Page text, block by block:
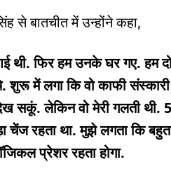
से बातचीत में उन्होंने कहा,
थी. फिर हम उनके घर गए. हम
शुरू में लगा कि वो काफी
सकूं. लेकिन वो मेरी गलती थी.
चेंज रहता था. मुझे लगता कि
प्रेशर रहता होगा.